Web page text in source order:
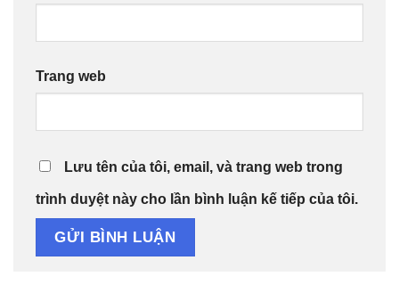
Trang web
Lưu tên của tôi, email, và trang web trong
trình duyệt này cho lần bình luận kế tiếp của tôi.